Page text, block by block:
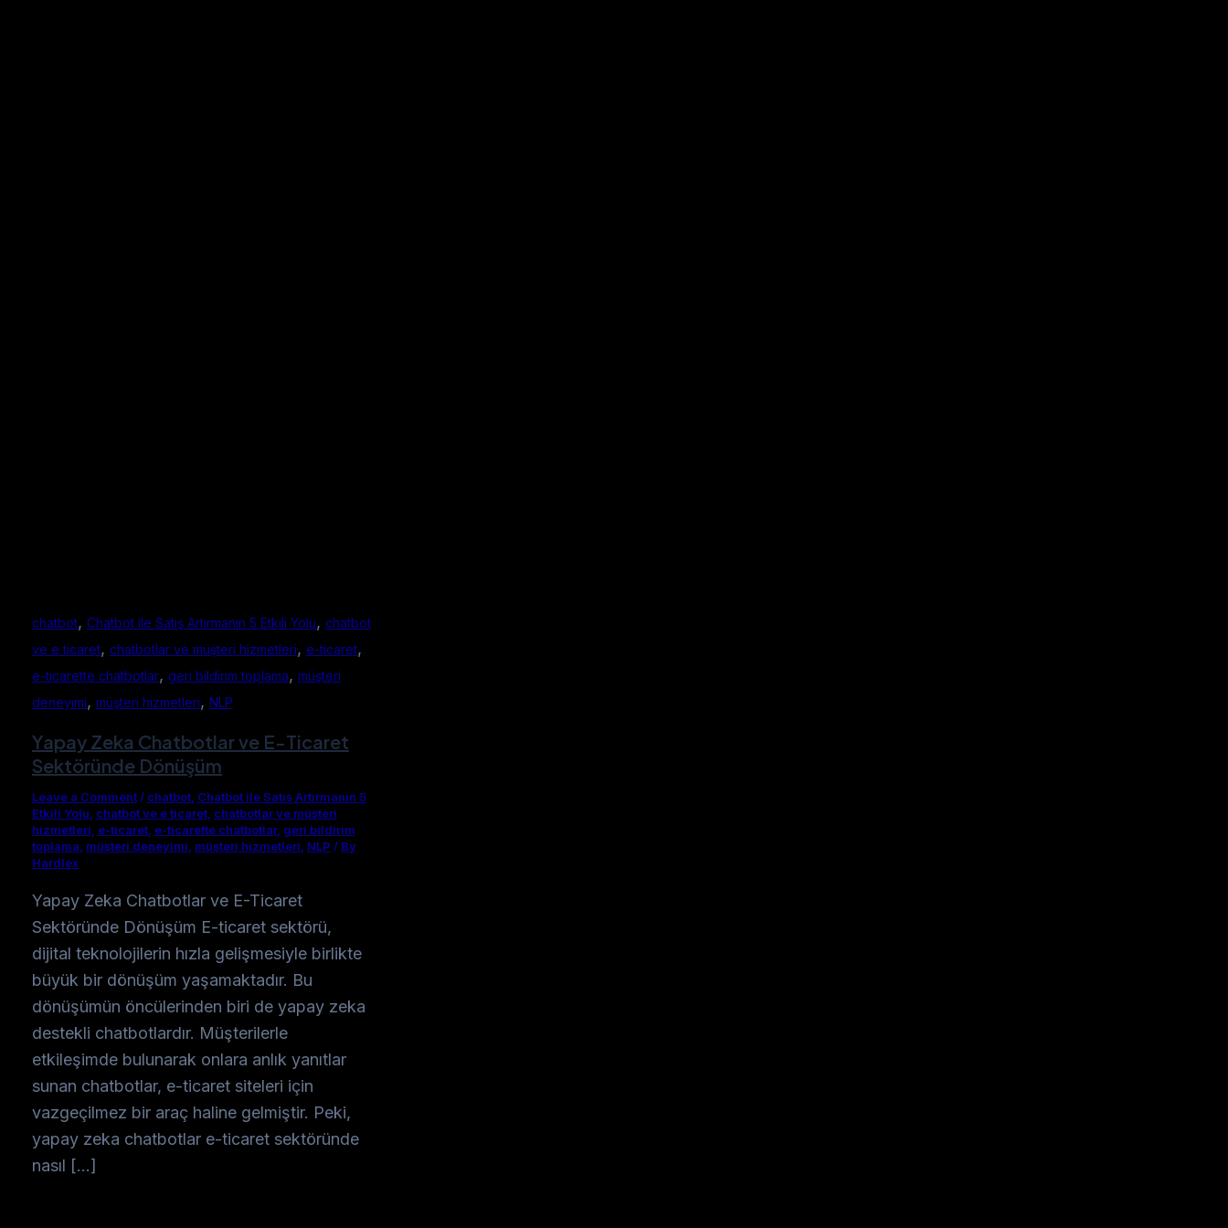
chatbot, Chatbot ile Satış Artırmanın 5 Etkili Yolu, chatbot
ve e ticaret, chatbotlar ve müşteri hizmetleri, e-ticaret,
e-ticarette chatbotlar, geri bildirim toplama, müşteri
deneyimi, müşteri hizmetleri, NLP
Yapay Zeka Chatbotlar ve E-Ticaret
Sektöründe Dönüşüm
Leave a Comment / chatbot Chatbot ile Satış Artırmanın 5
Etkili Yolu chatbot ve e ticaret chatbotlar ve müşteri
hizmetleri e-ticaret e-ticarette chatbotlar, geri bildirim
toplama müşteri deneyimi müşteri hizmetleri NLP / By
Hardlex
Yapay Zeka Chatbotlar ve E-Ticaret
Sektöründe Dönüşüm E-ticaret sektörü,
dijital teknolojilerin hızla gelişmesiyle birlikte
büyük bir dönüşüm yaşamaktadır. Bu
dönüşümün öncülerinden biri de yapay zeka
destekli chatbotlardır. Müşterilerle
etkileşimde bulunarak onlara anlık yanıtlar
sunan chatbotlar, e-ticaret siteleri için
vazgeçilmez bir araç haline gelmiştir. Peki,
yapay zeka chatbotlar e-ticaret sektöründe
nasıl […]